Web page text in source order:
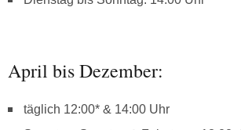
April bis Dezember:
täglich 12:00* & 14:00 Uhr